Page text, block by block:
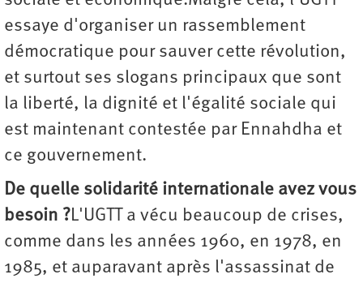
essaye d'organiser un rassemblement
démocratique pour sauver cette révolution,
et surtout ses slogans principaux que sont
la liberté, la dignité et l'égalité sociale qui
est maintenant contestée par Ennahdha et
ce gouvernement.
De quelle solidarité internationale avez vous
besoin ?L'UGTT a vécu beaucoup de crises,
comme dans les années 1960, en 1978, en
1985, et auparavant après l'assassinat de